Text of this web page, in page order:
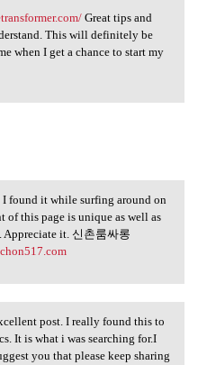
Great tips and
This will definitely be
when I get a chance to start my
I found it
found it while surfing around on
of this page is unique as well as
Appreciate it. 신촌룸싸롱
post. I
post. I really found this to
It is what i was searching for.I
you that please keep sharing